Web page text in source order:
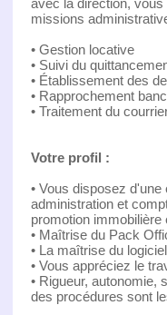
missions
• Gestion locative
• Suivi du
• Établissement des
• Rapprochement
• Traitement du
Votre profil :
• Vous disposez
administration et
promotion immobilière
• Maîtrise du Pack
• La maîtrise du
• Vous appréciez le
• Rigueur, autonomie,
des procédures sont